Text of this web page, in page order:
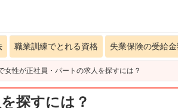
職業訓練でとれる資格 失業保険の受給
女性が正社員・パートの求人を探すには？
探すには？